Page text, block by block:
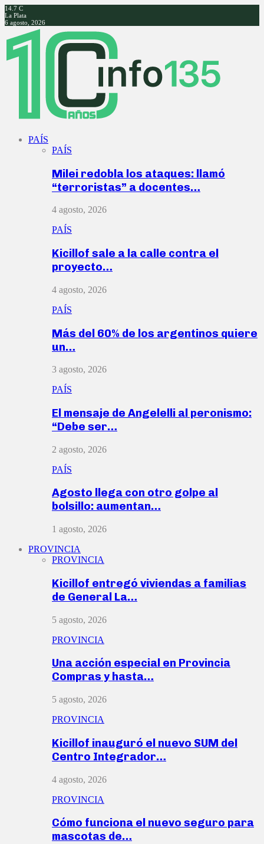
14.7 C
La Plata
6 agosto, 2026
Facebook
Twitter
Instagram
Youtube
PAÍS
PAÍS
Milei redobla los ataques: llamó
“terroristas” a docentes…
4 agosto, 2026
PAÍS
Kicillof sale a la calle contra el
proyecto…
4 agosto, 2026
PAÍS
Más del 60% de los argentinos quiere
un…
3 agosto, 2026
PAÍS
El mensaje de Angelelli al peronismo:
“Debe ser…
2 agosto, 2026
PAÍS
Agosto llega con otro golpe al
bolsillo: aumentan…
1 agosto, 2026
PROVINCIA
PROVINCIA
Kicillof entregó viviendas a familias
de General La…
5 agosto, 2026
PROVINCIA
Una acción especial en Provincia
Compras y hasta…
5 agosto, 2026
PROVINCIA
Kicillof inauguró el nuevo SUM del
Centro Integrador…
4 agosto, 2026
PROVINCIA
Cómo funciona el nuevo seguro para
mascotas de…